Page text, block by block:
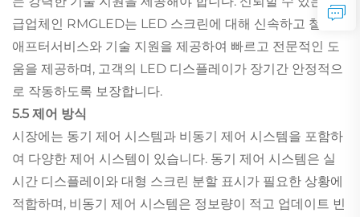
급업체인 RMGLED는 LED 스크린에 대해 신속하고 철저한
애프터서비스와 기술 지원을 제공하여 빠르고 전문적인 도
움을 제공하며, 고객의 LED 디스플레이가 장기간 안정적으
로 작동하도록 보장합니다.
5.5 제어 방식
시장에는 동기 제어 시스템과 비동기 제어 시스템을 포함하
여 다양한 제어 시스템이 있습니다. 동기 제어 시스템은 실
시간 디스플레이와 대형 스크린 분할 표시가 필요한 상황에
적합하며, 비동기 제어 시스템은 정보량이 적고 업데이트 빈